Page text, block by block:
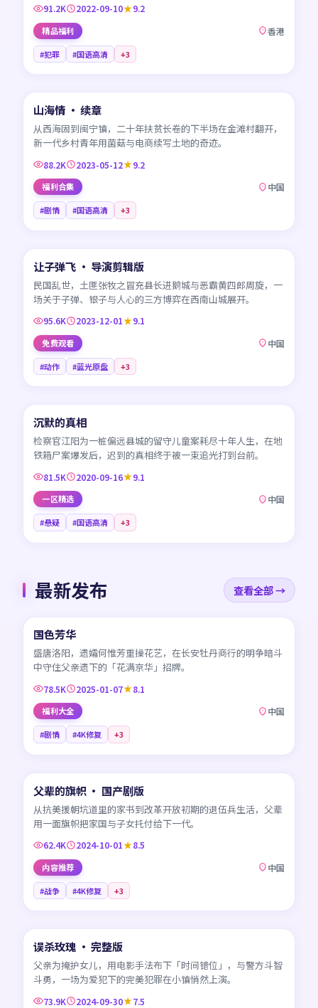
91.2K 2022-09-10 9.2
精品福利 香港
#犯罪 #国语高清 +3
CN
山海情 · 续章
从西海固到闽宁镇，二十年扶贫长卷的下半场在金滩村翻开，
新一代乡村青年用菌菇与电商续写土地的奇迹。
88.2K 2023-05-12 9.2
福利合集 中国
#剧情 #国语高清 +3
CN
让子弹飞 · 导演剪辑版
民国乱世，土匪张牧之冒充县长进鹅城与恶霸黄四郎周旋，一
场关于子弹、银子与人心的三方博弈在西南山城展开。
95.6K 2023-12-01 9.1
免费观看 中国
#动作 #蓝光原盘 +3
CN
沉默的真相
检察官江阳为一桩偏远县城的留守儿童案耗尽十年人生，在地
铁箱尸案爆发后，迟到的真相终于被一束追光打到台前。
81.5K 2020-09-16 9.1
一区精选 中国
#悬疑 #国语高清 +3
最新发布 查看全部 →
CN
45:24
国色芳华
盛唐洛阳，遗孀何惟芳重操花艺，在长安牡丹商行的明争暗斗
中守住父亲遗下的「花满京华」招牌。
78.5K 2025-01-07 8.1
福利大全 中国
#剧情 #4K修复 +3
CN
父辈的旗帜 · 国产剧版
从抗美援朝坑道里的家书到改革开放初期的退伍兵生活，父辈
用一面旗帜把家国与子女托付给下一代。
62.4K 2024-10-01 8.5
内容推荐 中国
#战争 #4K修复 +3
CN
误杀玫瑰 · 完整版
父亲为掩护女儿，用电影手法布下「时间错位」，与警方斗智
斗勇，一场为爱犯下的完美犯罪在小镇悄然上演。
73.9K 2024-09-30 7.5